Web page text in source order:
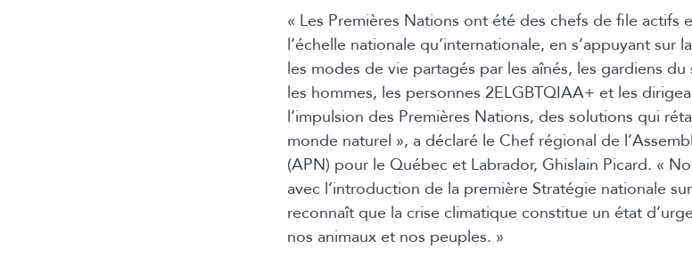
« Les Premières Nations ont été des chefs de file actifs
l’échelle nationale qu’internationale, en s’appuyant sur
les modes de vie partagés par les aînés, les gardiens du
les hommes, les personnes 2ELGBTQIAA+ et les
l’impulsion des Premières Nations, des solutions qui
monde naturel », a déclaré le Chef régional de
(APN) pour le Québec et Labrador, Ghislain Picard. «
avec l’introduction de la première Stratégie nationale
reconnaît que la crise climatique constitue un état
nos animaux et nos peuples. »